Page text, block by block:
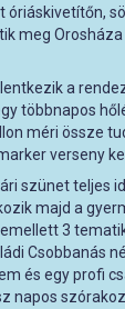
óriáskivetítőn,
meg
a
többnapos
méri össze
verseny
szünet teljes
majd a
3
Csobbanás
és egy profi
napos